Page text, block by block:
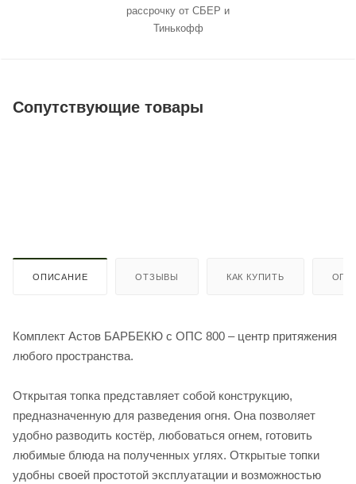
рассрочку от СБЕР и
Тинькофф
Сопутствующие товары
ОПИСАНИЕ ОТЗЫВЫ КАК КУПИТЬ
Комплект Астов БАРБЕКЮ c ОПС 800 – центр притяжения
любого пространства.
Открытая топка представляет собой конструкцию,
предназначенную для разведения огня. Она позволяет
удобно разводить костёр, любоваться огнем, готовить
любимые блюда на полученных углях. Открытые топки
удобны своей простотой эксплуатации и возможностью